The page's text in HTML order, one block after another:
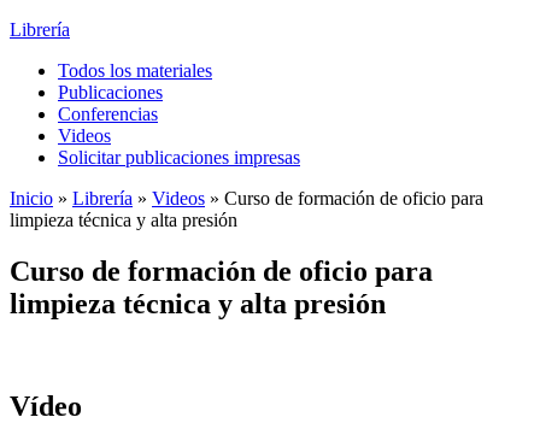
Librería
Todos los materiales
Publicaciones
Conferencias
Videos
Solicitar publicaciones impresas
Inicio » Librería » Videos » Curso de formación de oficio para
limpieza técnica y alta presión
Curso de formación de oficio para
limpieza técnica y alta presión
Vídeo